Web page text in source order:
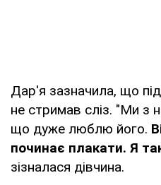
Дар'я зазначила, що
не стримав сліз. "Ми з
що дуже люблю його.
починає плакати. Я
зізналася дівчина.